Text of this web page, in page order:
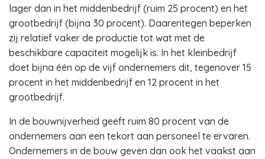
lager dan in het middenbedrijf (ruim 25 procent) en het
grootbedrijf (bijna 30 procent). Daarentegen beperken
zij relatief vaker de productie tot wat met de
beschikbare capaciteit mogelijk is. In het kleinbedrijf
doet bijna één op de vijf ondernemers dit, tegenover 15
procent in het middenbedrijf en 12 procent in het
grootbedrijf.
In de bouwnijverheid geeft ruim 80 procent van de
ondernemers aan een tekort aan personeel te ervaren.
Ondernemers in de bouw geven dan ook het vaakst aan